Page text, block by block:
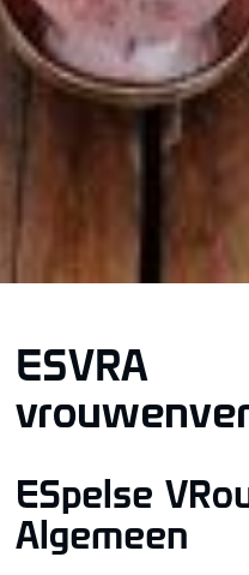
ESVRA
ESpelse
Algemeen